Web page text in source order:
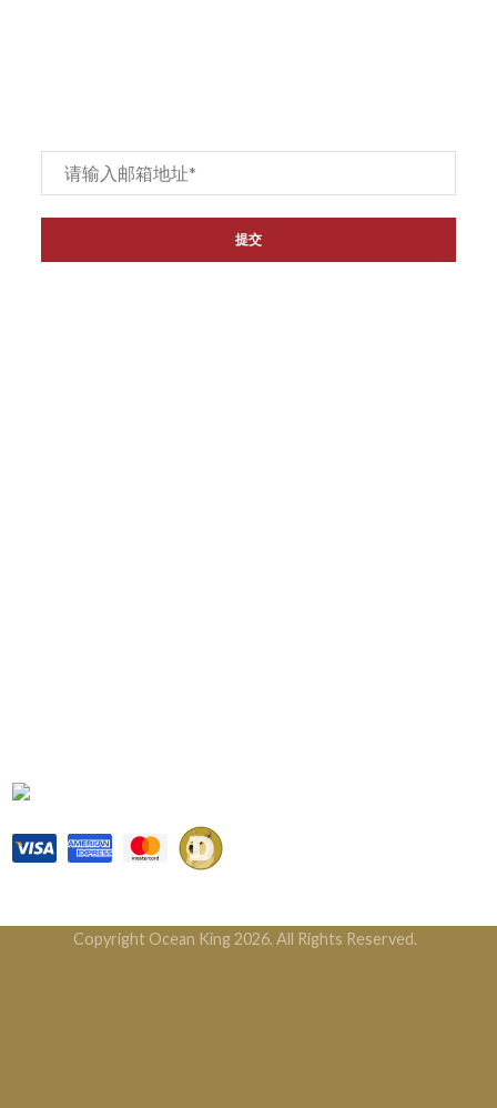
Copyright Ocean King 2026. All Rights Reserved.